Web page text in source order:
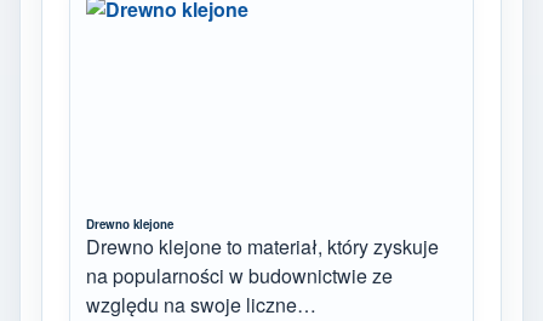
Drewno klejone
Drewno klejone to materiał, który zyskuje
na popularności w budownictwie ze
względu na swoje liczne…